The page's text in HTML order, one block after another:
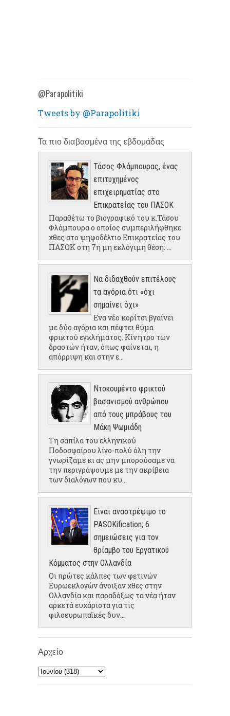
@Parapolitiki
Tweets by @Parapolitiki
Τα πιο διαβασμένα της εβδομάδας
Τάσος Φλάμπουρας, ένας
επιτυχημένος
επιχειρηματίας στο
Επικρατείας του ΠΑΣΟΚ
Παραθέτω το βιογραφικό του κ.Τάσου
Φλάμπουρα ο οποίος συμπεριλήφθηκε
χθες στο ψηφοδέλτιο Επικρατείας του
ΠΑΣΟΚ στη 7η μη εκλόγιμη θέση: ...
Να διδαχθούν επιτέλους
τα αγόρια ότι «όχι
σημαίνει όχι»
Ενα νέο κορίτσι βγαίνει
με δύο αγόρια και πέφτει θύμα
φρικτού εγκλήματος. Κίνητρο των
δραστών ήταν, όπως φαίνεται, η
απόρριψη και στην ε...
Ντοκουμέντο φρικτού
βασανισμού ανθρώπου
από τους μπράβους του
Μάκη Ψωμιάδη
Τη σαπίλα του ελληνικού
Ποδοσφαίρου λίγο-πολύ όλη την
γνωρίζαμε κι ας μην μπορούσαμε να
την περιγράψουμε με την ακρίβεια
των διαλόγων που κυ...
Είναι αναστρέψιμο το
PASOKification; 6
σημειώσεις για τον
θρίαμβο του Εργατικού
Κόμματος στην Ολλανδία
Οι πρώτες κάλπες των φετινών
Ευρωεκλογών άνοιξαν χθες στην
Ολλανδία και παραδόξως τα νέα ήταν
αρκετά ευχάριστα για τις
φιλοευρωπαϊκές δυν...
Αρχείο